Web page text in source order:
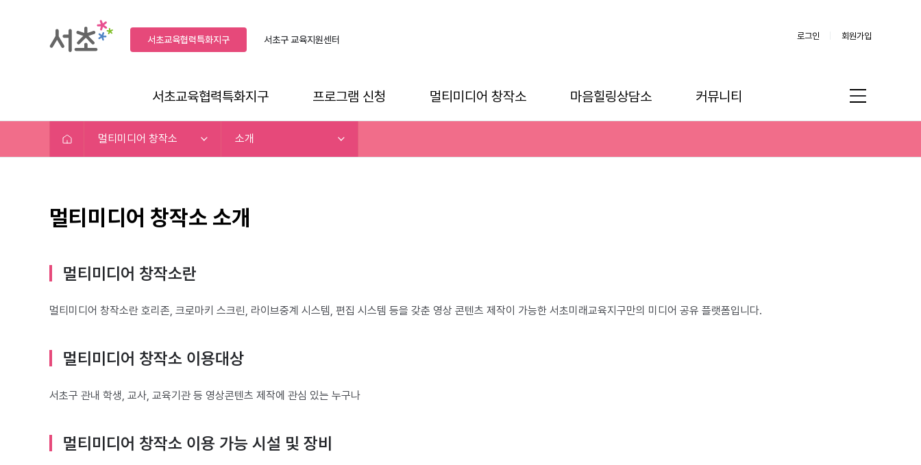
서초교육협력특화지구 서초구교육지원센터 로그인 회원가입
서초교육협력특화지구 프로그램 신청 멀티미디어 창작소 마음힐링상담소 커뮤니티
멀티미디어 창작소 소개
멀티미디어 창작소 소개
멀티미디어 창작소란
멀티미디어 창작소란 호리존, 크로마키 스크린, 라이브중계 시스템, 편집 시스템 등을 갖춘 영상 콘텐츠 제작이 가능한 서초미래교육지구만의 미디어 공유 플랫폼입니다.
멀티미디어 창작소 이용대상
서초구 관내 학생, 교사, 교육기관 등 영상콘텐츠 제작에 관심 있는 누구나
멀티미디어 창작소 이용 가능 시설 및 장비